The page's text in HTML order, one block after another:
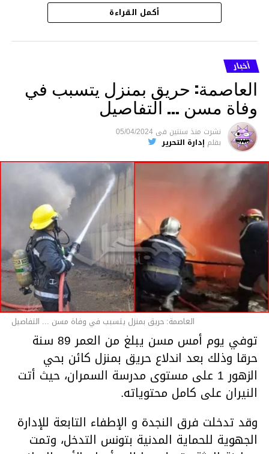
هذا وقد تمكن أعوان مركز الأمن الوطني بحي
هلال في توقيت قياسي من محاصرة المشتبه به
والقبض عليه وإحالته على التحقيق في خصوص
ما نُسبه إليه.
متابعة
قسم الاخبار
أكمل القراءة
أخبار
العاصمة: حريق بمنزل يتسبب في
وفاة مسن … التفاصيل
نشرت منذ سنتين فى 05/04/2024
بقلم إدارة التحرير
العاصمة: حريق بمنزل يتسبب في وفاة مسن ... التفاصيل
توفي يوم أمس مسن يبلغ من العمر 89 سنة
حرقا وذلك بعد اندلاع حريق بمنزل كائن بحي
الزهور 1 على مستوى مدرسة السمران، حيث أتت
النيران على كامل محتوياته.
وقد تدخلت فرق النجدة و الإطفاء التابعة للإدارة
الجهوية للحماية المدنية بتونس التدخل، وتمت